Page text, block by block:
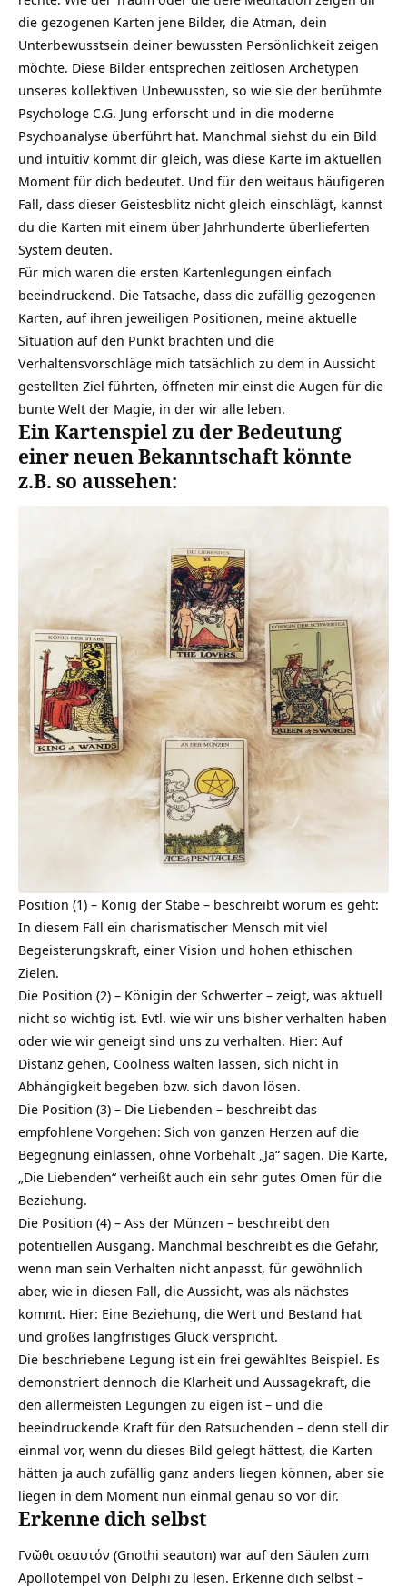
die gezogenen Karten jene Bilder, die Atman, dein
Unterbewusstsein deiner bewussten Persönlichkeit zeigen
möchte. Diese Bilder entsprechen zeitlosen Archetypen
unseres kollektiven Unbewussten, so wie sie der berühmte
Psychologe C.G. Jung erforscht und in die moderne
Psychoanalyse überführt hat. Manchmal siehst du ein Bild
und intuitiv kommt dir gleich, was diese Karte im aktuellen
Moment für dich bedeutet. Und für den weitaus häufigeren
Fall, dass dieser Geistesblitz nicht gleich einschlägt, kannst
du die Karten mit einem über Jahrhunderte überlieferten
System deuten.
Für mich waren die ersten Kartenlegungen einfach
beeindruckend. Die Tatsache, dass die zufällig gezogenen
Karten, auf ihren jeweiligen Positionen, meine aktuelle
Situation auf den Punkt brachten und die
Verhaltensvorschläge mich tatsächlich zu dem in Aussicht
gestellten Ziel führten, öffneten mir einst die Augen für die
bunte Welt der Magie, in der wir alle leben.
Ein Kartenspiel zu der Bedeutung
einer neuen Bekanntschaft könnte
z.B. so aussehen:
Position (1) – König der Stäbe – beschreibt worum es geht:
In diesem Fall ein charismatischer Mensch mit viel
Begeisterungskraft, einer Vision und hohen ethischen
Zielen.
Die Position (2) – Königin der Schwerter – zeigt, was aktuell
nicht so wichtig ist. Evtl. wie wir uns bisher verhalten haben
oder wie wir geneigt sind uns zu verhalten. Hier: Auf
Distanz gehen, Coolness walten lassen, sich nicht in
Abhängigkeit begeben bzw. sich davon lösen.
Die Position (3) – Die Liebenden – beschreibt das
empfohlene Vorgehen: Sich von ganzen Herzen auf die
Begegnung einlassen, ohne Vorbehalt „Ja“ sagen. Die Karte,
„Die Liebenden“ verheißt auch ein sehr gutes Omen für die
Beziehung.
Die Position (4) – Ass der Münzen – beschreibt den
potentiellen Ausgang. Manchmal beschreibt es die Gefahr,
wenn man sein Verhalten nicht anpasst, für gewöhnlich
aber, wie in diesen Fall, die Aussicht, was als nächstes
kommt. Hier: Eine Beziehung, die Wert und Bestand hat
und großes langfristiges Glück verspricht.
Die beschriebene Legung ist ein frei gewähltes Beispiel. Es
demonstriert dennoch die Klarheit und Aussagekraft, die
den allermeisten Legungen zu eigen ist – und die
beeindruckende Kraft für den Ratsuchenden – denn stell dir
einmal vor, wenn du dieses Bild gelegt hättest, die Karten
hätten ja auch zufällig ganz anders liegen können, aber sie
liegen in dem Moment nun einmal genau so vor dir.
Erkenne dich selbst
Γνῶθι σεαυτόν (Gnothi seauton) war auf den Säulen zum
Apollotempel von Delphi zu lesen. Erkenne dich selbst –